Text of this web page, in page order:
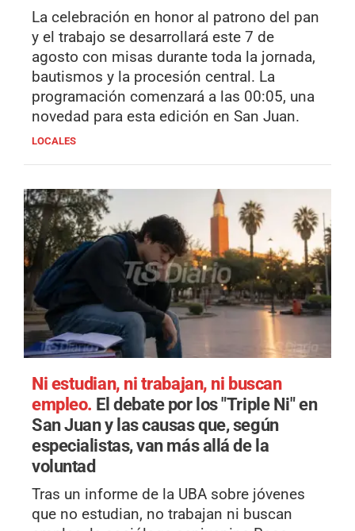
La celebración en honor al patrono del pan
y el trabajo se desarrollará este 7 de
agosto con misas durante toda la jornada,
bautismos y la procesión central. La
programación comenzará a las 00:05, una
novedad para esta edición en San Juan.
LOCALES
Ni estudian, ni trabajan, ni buscan
empleo. El debate por los "Triple Ni" en
San Juan y las causas que, según
especialistas, van más allá de la
voluntad
Tras un informe de la UBA sobre jóvenes
que no estudian, no trabajan ni buscan